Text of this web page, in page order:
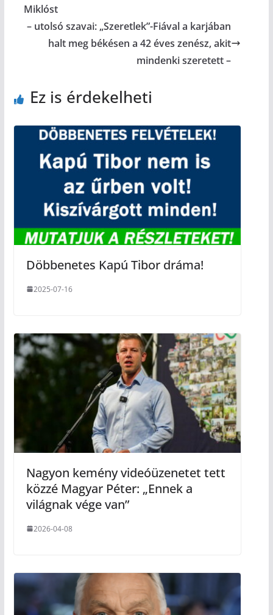
Miklóst
– utolsó szavai: „Szeretlek”-Fiával a karjában
halt meg békésen a 42 éves zenész, akit
mindenki szeretett –
Ez is érdekelheti
Döbbenetes Kapú Tibor dráma!
2025-07-16
Nagyon kemény videóüzenetet tett
közzé Magyar Péter: „Ennek a
világnak vége van”
2026-04-08